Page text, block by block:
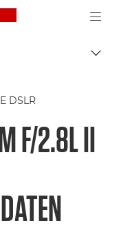
Canon Logo, back
Auf
DSLR
F/2.8L II